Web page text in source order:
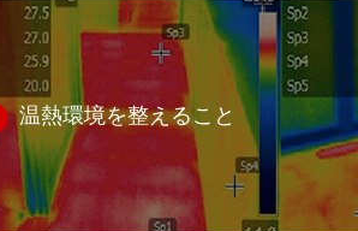
温熱環境を整えること